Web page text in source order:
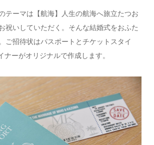
テーマは【航海】人生の航海へ旅立たつお
祝いしていただく。そんな結婚式をおふた
ご招待状はパスポートとチケットスタイ
ナーがオリジナルで作成します。